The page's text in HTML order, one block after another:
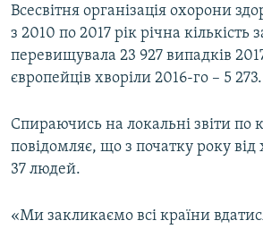
Всесвітня організація охорони
з 2010 по 2017 рік річна
перевищувала 23 927 випадків
європейців хворіли 2016-го – 5 273.
Спираючись на локальні звіти по
повідомляє, що з початку року
37 людей.
«Ми закликаємо всі країни